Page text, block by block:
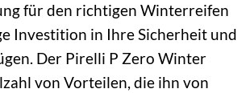
für den richtigen Winterreifen
Investition in Ihre Sicherheit und
Der Pirelli P Zero Winter
von Vorteilen, die ihn von